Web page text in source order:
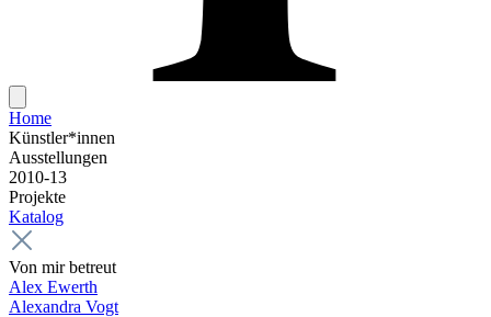
Home
Künstler*innen
Ausstellungen
2010-13
Projekte
Katalog
Von mir betreut
Alex Ewerth
Alexandra Vogt